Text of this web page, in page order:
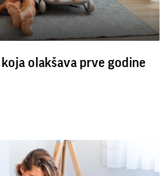
koja olakšava prve godine